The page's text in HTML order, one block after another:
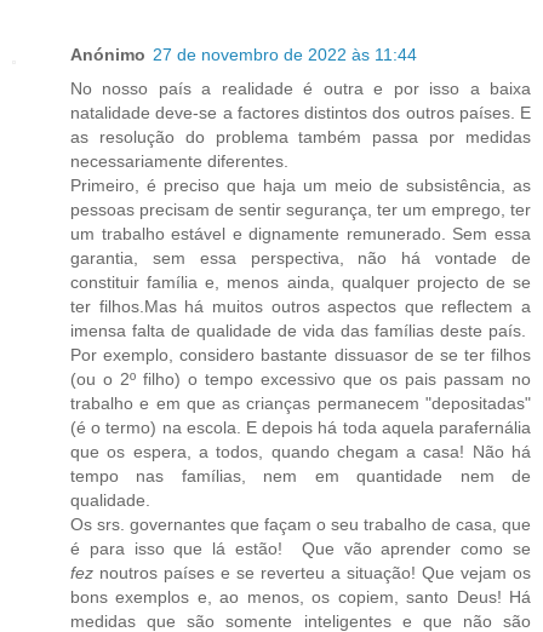
Anónimo 27 de novembro de 2022 às 11:44
No nosso país a realidade é outra e por isso a baixa
natalidade deve-se a factores distintos dos outros países. E
as resolução do problema também passa por medidas
necessariamente diferentes.
Primeiro, é preciso que haja um meio de subsistência, as
pessoas precisam de sentir segurança, ter um emprego, ter
um trabalho estável e dignamente remunerado. Sem essa
garantia, sem essa perspectiva, não há vontade de
constituir família e, menos ainda, qualquer projecto de se
ter filhos.Mas há muitos outros aspectos que reflectem a
imensa falta de qualidade de vida das famílias deste país.
Por exemplo, considero bastante dissuasor de se ter filhos
(ou o 2º filho) o tempo excessivo que os pais passam no
trabalho e em que as crianças permanecem "depositadas"
(é o termo) na escola. E depois há toda aquela parafernália
que os espera, a todos, quando chegam a casa! Não há
tempo nas famílias, nem em quantidade nem de
qualidade.
Os srs. governantes que façam o seu trabalho de casa, que
é para isso que lá estão! Que vão aprender como se
fez noutros países e se reverteu a situação! Que vejam os
bons exemplos e, ao menos, os copiem, santo Deus! Há
medidas que são somente inteligentes e que não são